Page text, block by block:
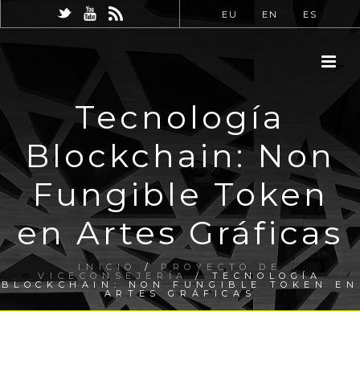
EU EN ES
Tecnología
Blockchain: Non
Fungible Token
en Artes Gráficas
INICIO / PROYECTO DE
VICECONSEJERÍA / TECNOLOGÍA
BLOCKCHAIN: NON FUNGIBLE TOKEN EN
ARTES GRÁFICAS